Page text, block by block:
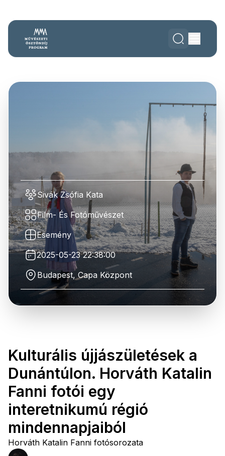
Sivák Zsófia Kata
Film- És Fotóművészet
Esemény
2025-05-23 22:38:00
Budapest, Capa Központ
Kulturális újjászületések a
Dunántúlon. Horváth Katalin
Fanni fotói egy
interetnikumú régió
mindennapjaiból
Horváth Katalin Fanni fotósorozata